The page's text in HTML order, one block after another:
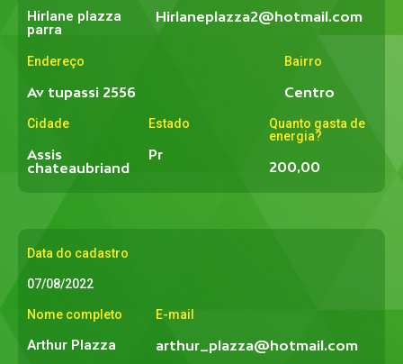
Hirlane plazza
parra
Hirlaneplazza2@hotmail.com
Endereço
Av tupassi 2556
Bairro
Centro
Cidade
Assis
chateaubriand
Estado
Pr
Quanto gasta de
energia?
200,00
Data do cadastro
07/08/2022
Nome completo
Arthur Plazza
E-mail
arthur_plazza@hotmail.com